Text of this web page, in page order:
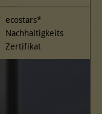
ecostars*
Nachhaltigkeits
Zertifikat